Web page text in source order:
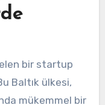
bir startup
Baltık ülkesi,
mükemmel bir